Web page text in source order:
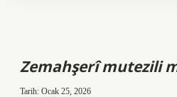
Zemahşerî mutezili
Tarih: Ocak 25, 2026